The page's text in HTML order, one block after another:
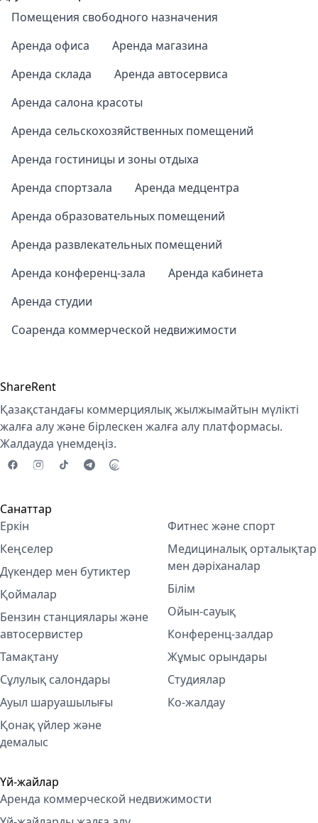
Помещения свободного назначения
Аренда офиса
Аренда магазина
Аренда склада
Аренда автосервиса
Аренда салона красоты
Аренда сельскохозяйственных помещений
Аренда гостиницы и зоны отдыха
Аренда спортзала
Аренда медцентра
Аренда образовательных помещений
Аренда развлекательных помещений
Аренда конференц-зала
Аренда кабинета
Аренда студии
Соаренда коммерческой недвижимости
ShareRent
Қазақстандағы коммерциялық жылжымайтын мүлікті
жалға алу және бірлескен жалға алу платформасы.
Жалдауда үнемдеңіз.
Санаттар
Еркін
Кеңселер
Дүкендер мен бутиктер
Қоймалар
Бензин станциялары және
автосервистер
Тамақтану
Сұлулық салондары
Ауыл шаруашылығы
Қонақ үйлер және
демалыс
Фитнес және спорт
Медициналық орталықтар
мен дәріханалар
Білім
Ойын-сауық
Конференц-залдар
Жұмыс орындары
Студиялар
Ко-жалдау
Үй-жайлар
Аренда коммерческой недвижимости